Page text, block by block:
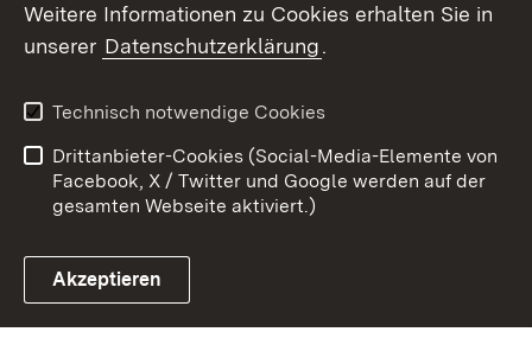
Link zum Landesportal
Kontakt
Datenschutz
Barrierefreiheit
Impressum Cookies
Weitere Informationen zu Cookies erhalten Sie in
unserer Datenschutzerklärung.
Technisch notwendige Cookies
Drittanbieter-Cookies (Social-Media-Elemente von
Facebook, X / Twitter und Google werden auf der
gesamten Webseite aktiviert.)
Akzeptieren